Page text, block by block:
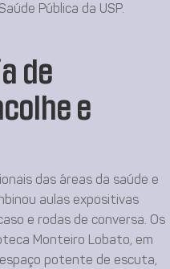
Pública da USP.
de
e
das áreas da saúde e
aulas expositivas
e rodas de conversa. Os
Monteiro Lobato, em
potente de escuta,